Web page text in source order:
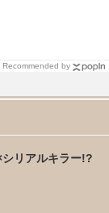
Recommended by
リアルキラー!?